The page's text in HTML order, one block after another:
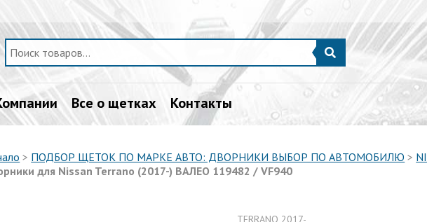
Все о щетках Контакты
> ПОДБОР ЩЕТОК ПО МАРКЕ АВТО: ДВОРНИКИ ВЫБОР ПО АВТОМОБИЛЮ >
для Nissan Terrano (2017-) ВАЛЕО 119482 / VF940
TERRANO 2017-